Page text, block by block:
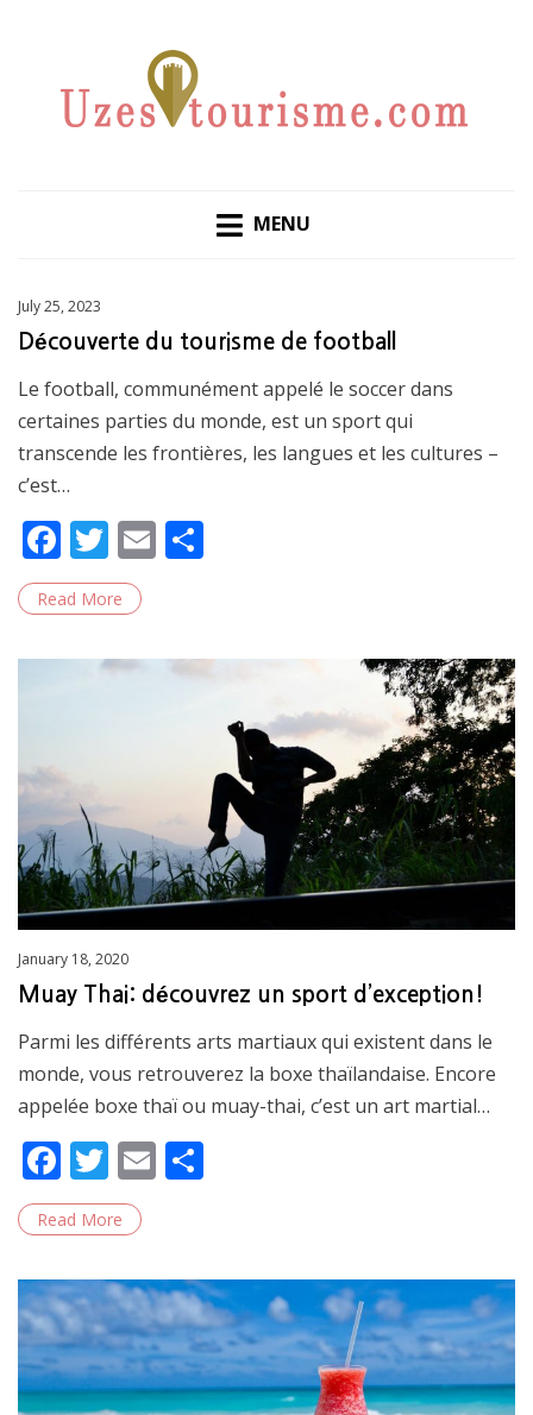
MENU
Posted
on
July 25, 2023
Découverte du tourisme de football
Le football, communément appelé le soccer dans
certaines parties du monde, est un sport qui
transcende les frontières, les langues et les cultures –
c’est…
F
ac
e
b
k
T
w
itt
er
E
l e
Read More
Posted
on
January 18, 2020
Muay Thai: découvrez un sport d’exception!
Parmi les différents arts martiaux qui existent dans le
monde, vous retrouverez la boxe thaïlandaise. Encore
appelée boxe thaï ou muay-thai, c’est un art martial…
F
ac
e
b
o
o
k
T
w
itt
er
E
l e
Read More